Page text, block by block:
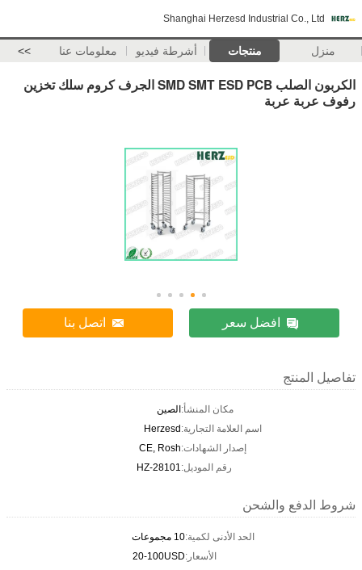
Shanghai Herzesd Industrial Co., Ltd
منزل منتجات أشرطة فيديو معلومات عنا >>
الكربون الصلب SMD SMT ESD PCB الجرف كروم سلك تخزين
رفوف عربة عربة
افضل سعر اتصل بنا
تفاصيل المنتج
مكان المنشأ:الصين
اسم العلامة التجارية:Herzesd
إصدار الشهادات:CE, Rosh
رقم الموديل:HZ-28101
شروط الدفع والشحن
الحد الأدنى لكمية:10 مجموعات
الأسعار:20-100USD